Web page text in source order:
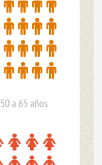
50 a 65 años